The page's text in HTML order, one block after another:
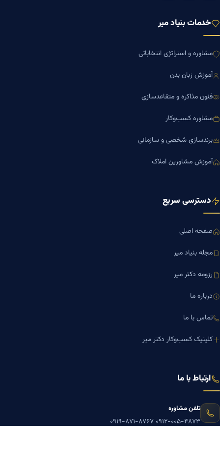
خدمات بنیاد میر
مشاوره و استراتژی انتخاباتی
آموزش زبان بدن
فنون مذاکره و متقاعدسازی
مشاوره کسب‌وکار
برندسازی شخصی و سازمانی
آموزش مشاورین املاک
دسترسی سریع
صفحه اصلی
مجله بنیاد میر
رزومه دکتر میر
درباره ما
تماس با ما
کلینیک کسب‌وکار دکتر میر
ارتباط با ما
تلفن مشاوره
۰۹۱۲-۰۰۵-۴۸۷۳ ۰۹۱۹-۸۷۱-۸۷۶۷